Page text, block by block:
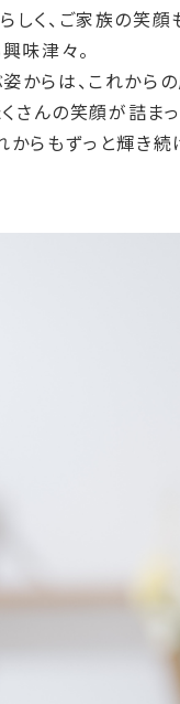
く、ご家族の笑顔
味津々。
からは、これから
くさんの笑顔が詰
らもずっと輝き続